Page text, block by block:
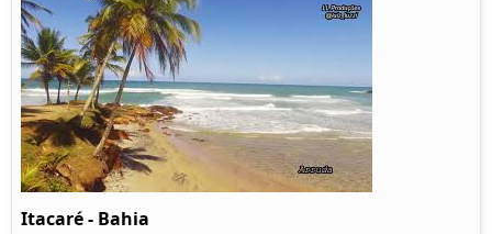
Itacaré - Bahia